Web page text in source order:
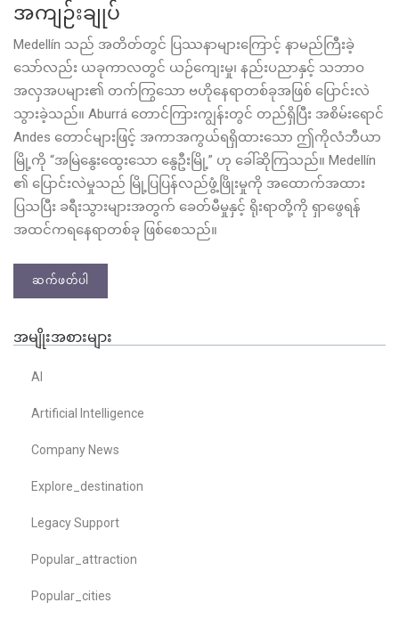
အကျဉ်းချုပ်
Medellín သည် အတိတ်တွင် ပြဿနာများကြောင့် နာမည်ကြီးခဲ့
သော်လည်း ယခုကာလတွင် ယဉ်ကျေးမှု၊ နည်းပညာနှင့် သဘာဝ
အလှအပများ၏ တက်ကြွသော ဗဟိုနေရာတစ်ခုအဖြစ် ပြောင်းလဲ
သွားခဲ့သည်။ Aburrá တောင်ကြားကျွန်းတွင် တည်ရှိပြီး အစိမ်းရောင်
Andes တောင်များဖြင့် အကာအကွယ်ရရှိထားသော ဤကိုလံဘီယာ
မြို့ကို “အမြဲနွေးထွေးသော နွေဦးမြို့” ဟု ခေါ်ဆိုကြသည်။ Medellín
၏ ပြောင်းလဲမှုသည် မြို့ပြပြန်လည်ဖွံ့ဖြိုးမှုကို အထောက်အထား
ပြသပြီး ခရီးသွားများအတွက် ခေတ်မီမှုနှင့် ရိုးရာတို့ကို ရှာဖွေရန်
အထင်ကရနေရာတစ်ခု ဖြစ်စေသည်။
ဆက်ဖတ်ပါ
အမျိုးအစားများ
AI
Artificial Intelligence
Company News
Explore_destination
Legacy Support
Popular_attraction
Popular_cities